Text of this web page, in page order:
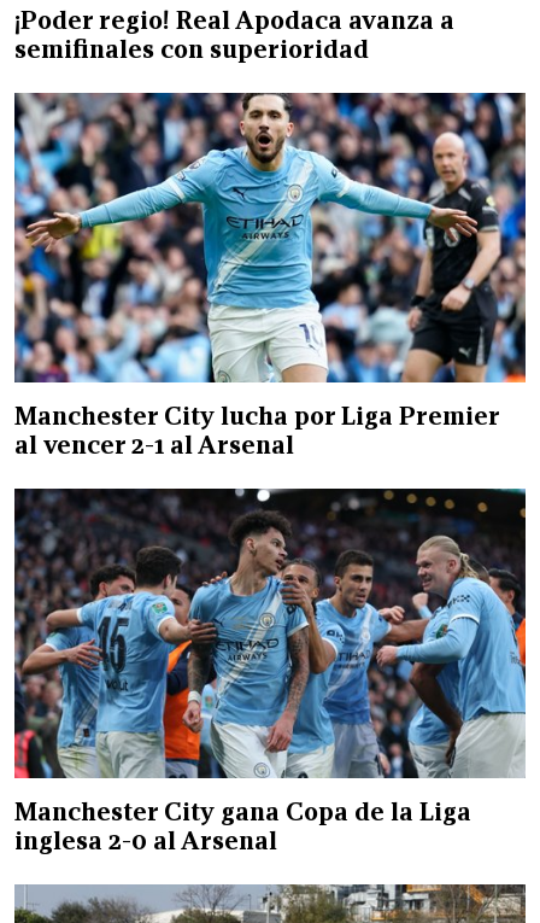
¡Poder regio! Real Apodaca avanza a
semifinales con superioridad
Manchester City lucha por Liga Premier
al vencer 2-1 al Arsenal
Manchester City gana Copa de la Liga
inglesa 2-0 al Arsenal